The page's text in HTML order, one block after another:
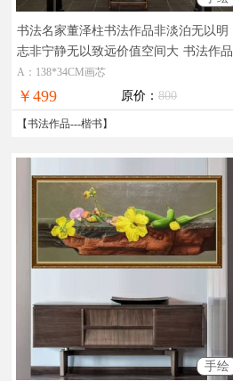
书法名家董泽柱书法作品非淡泊无以明
志非宁静无以致远价值空间大 书法作品
适合书房办公室挂画
A：138*34CM画芯
￥499 原价： 800
【书法作品---楷书】
手绘